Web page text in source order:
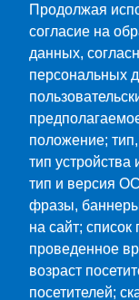
Семья —
матери и
24.09.2025
Участники
Продолжая
согласие на
данных,
персональных
положение;
тип устройства
тип и версия
фразы,
на сайт;
проведенное
возраст
посетителей;